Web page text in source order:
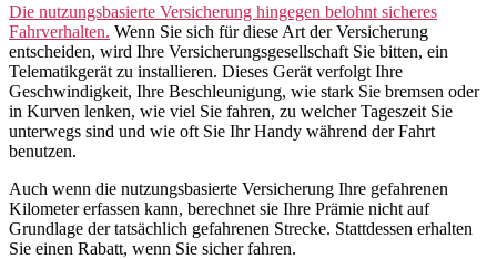
Die nutzungsbasierte Versicherung hingegen belohnt sicheres
Fahrverhalten. Wenn Sie sich für diese Art der Versicherung
entscheiden, wird Ihre Versicherungsgesellschaft Sie bitten, ein
Telematikgerät zu installieren. Dieses Gerät verfolgt Ihre
Geschwindigkeit, Ihre Beschleunigung, wie stark Sie bremsen oder
in Kurven lenken, wie viel Sie fahren, zu welcher Tageszeit Sie
unterwegs sind und wie oft Sie Ihr Handy während der Fahrt
benutzen.
Auch wenn die nutzungsbasierte Versicherung Ihre gefahrenen
Kilometer erfassen kann, berechnet sie Ihre Prämie nicht auf
Grundlage der tatsächlich gefahrenen Strecke. Stattdessen erhalten
Sie einen Rabatt, wenn Sie sicher fahren.